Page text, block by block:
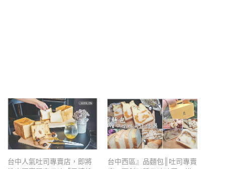
台中人氣吐司專賣店，即將
台中西區』品麵包║吐司專賣